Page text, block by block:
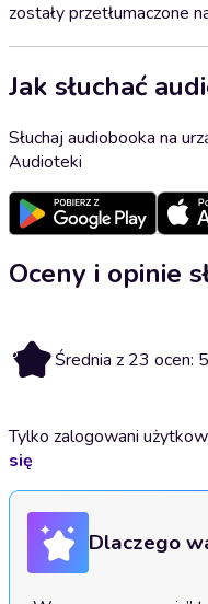
zostały przetłumaczone
Jak słuchać
Słuchaj audiobooka na
Audioteki
Oceny i opinie
5 Średnia z 23 ocen: 5
Tylko zalogowani
się
Dlaczego